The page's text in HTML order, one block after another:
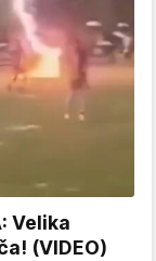
Velika
(VIDEO)